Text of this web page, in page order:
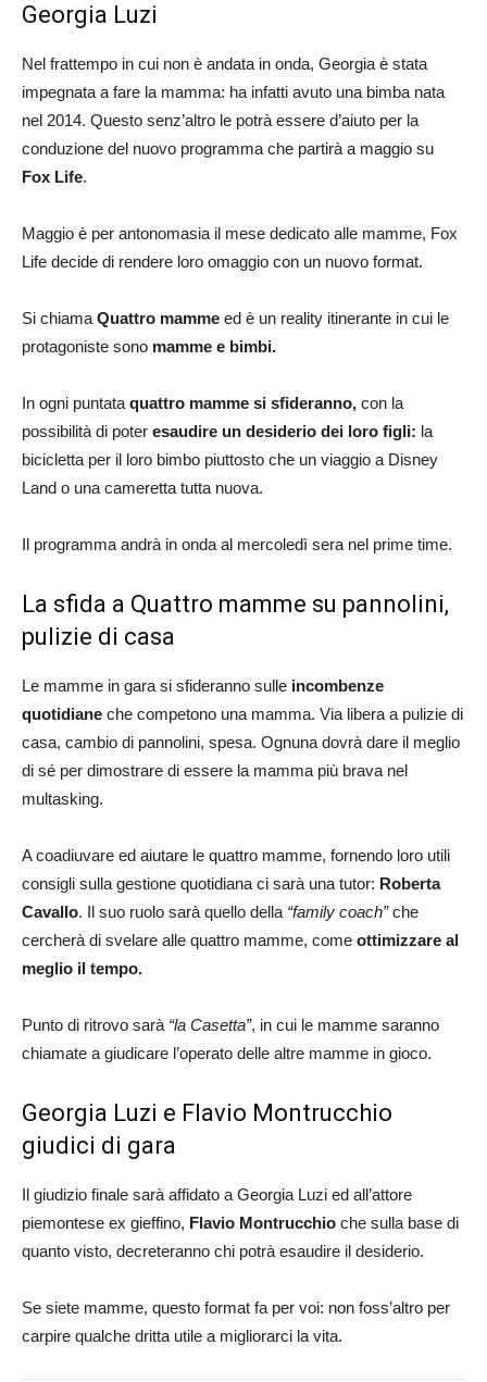
Georgia Luzi
Nel frattempo in cui non è andata in onda, Georgia è stata
impegnata a fare la mamma: ha infatti avuto una bimba nata
nel 2014. Questo senz’altro le potrà essere d’aiuto per la
conduzione del nuovo programma che partirà a maggio su
Fox Life.
Maggio è per antonomasia il mese dedicato alle mamme, Fox
Life decide di rendere loro omaggio con un nuovo format.
Si chiamaQuattro mamme ed è un reality itinerante in cui le
protagoniste sono mamme e bimbi.
In ogni puntataquattro mamme si sfideranno, con la
possibilità di poter esaudire un desiderio dei loro figli: la
bicicletta per il loro bimbo piuttosto che un viaggio a Disney
Land o una cameretta tutta nuova.
Il programma andrà in onda al mercoledì sera nel prime time.
La sfida a Quattro mamme su pannolini,
pulizie di casa
Le mamme in gara si sfideranno sulle incombenze
quotidiane che competono una mamma. Via libera a pulizie di
casa, cambio di pannolini, spesa. Ognuna dovrà dare il meglio
di sé per dimostrare di essere la mamma più brava nel
multasking.
A coadiuvare ed aiutare le quattro mamme, fornendo loro utili
consigli sulla gestione quotidiana ci sarà una tutor: Roberta
Cavallo. Il suo ruolo sarà quello della “family coach”che
cercherà di svelare alle quattro mamme, come ottimizzare al
meglio il tempo.
Punto di ritrovo sarà “la Casetta”, in cui le mamme saranno
chiamate a giudicare l’operato delle altre mamme in gioco.
Georgia Luzi e Flavio Montrucchio
giudici di gara
Il giudizio finale sarà affidato a Georgia Luzi ed all’attore
piemontese ex gieffino, Flavio Montrucchio che sulla base di
quanto visto, decreteranno chi potrà esaudire il desiderio.
Se siete mamme, questo format fa per voi: non foss’altro per
carpire qualche dritta utile a migliorarci la vita.